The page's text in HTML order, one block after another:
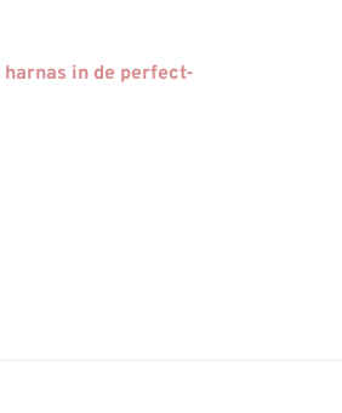
harnas in de perfect-